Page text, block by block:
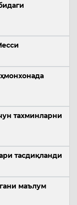
тахминларни
тасдиқланди
маълум